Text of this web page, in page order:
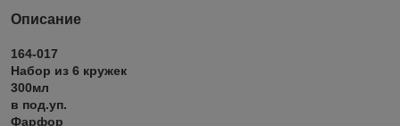
Описание
164-017
Набор из 6 кружек
300мл
в под.уп.
Фарфор